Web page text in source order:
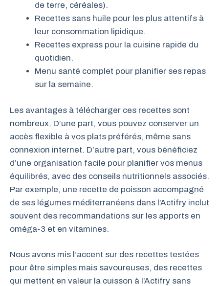
de terre, céréales).
Recettes sans huile pour les plus attentifs à
leur consommation lipidique.
Recettes express pour la cuisine rapide du
quotidien.
Menu santé complet pour planifier ses repas
sur la semaine.
Les avantages à télécharger ces recettes sont
nombreux. D’une part, vous pouvez conserver un
accès flexible à vos plats préférés, même sans
connexion internet. D’autre part, vous bénéficiez
d’une organisation facile pour planifier vos menus
équilibrés, avec des conseils nutritionnels associés.
Par exemple, une recette de poisson accompagné
de ses légumes méditerranéens dans l’Actifry inclut
souvent des recommandations sur les apports en
oméga-3 et en vitamines.
Nous avons mis l’accent sur des recettes testées
pour être simples mais savoureuses, des recettes
qui mettent en valeur la cuisson à l’Actifry sans